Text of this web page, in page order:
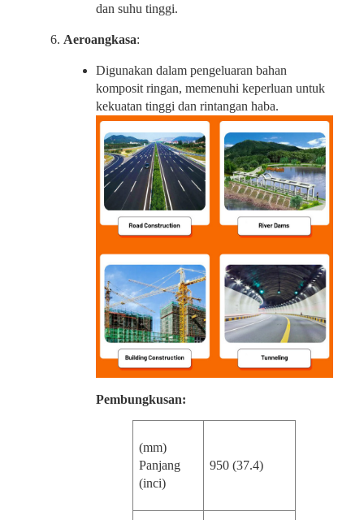
dan suhu tinggi.
Aeroangkasa:
Digunakan dalam pengeluaran bahan
komposit ringan, memenuhi keperluan untuk
kekuatan tinggi dan rintangan haba.
Pembungkusan:
(mm)
Panjang
(inci)
950 (37.4)